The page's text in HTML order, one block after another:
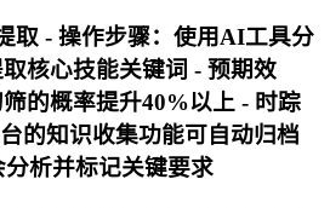
取 - 操作步骤：使用AI工具分
核心技能关键词 - 预期效
的概率提升40%以上 - 时踪
的知识收集功能可自动归档
析并标记关键要求